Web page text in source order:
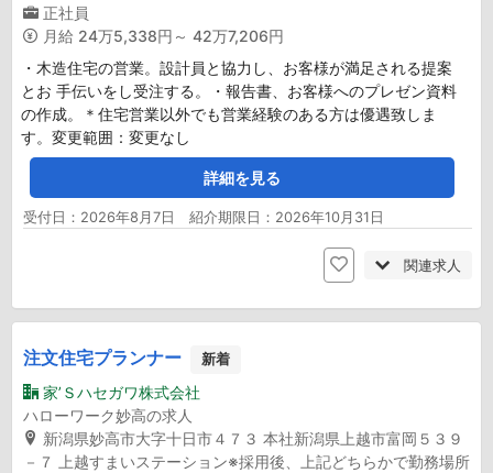
正社員
月給 24万5,338円～ 42万7,206円
・木造住宅の営業。設計員と協力し、お客様が満足される提案
とお 手伝いをし受注する。・報告書、お客様へのプレゼン資料
の作成。＊住宅営業以外でも営業経験のある方は優遇致しま
す。変更範囲：変更なし
詳細を見る
受付日：2026年8月7日 紹介期限日：2026年10月31日
関連求人
注文住宅プランナー 新着
家’Ｓハセガワ株式会社
ハローワーク妙高の求人
新潟県妙高市大字十日市４７３ 本社新潟県上越市富岡５３９
－７ 上越すまいステーション※採用後、上記どちらかで勤務場所